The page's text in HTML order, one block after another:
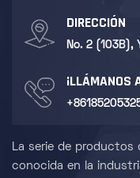
DIRECCIÓN
No. 2 (103B),
¡LLÁMANOS
La serie de productos
conocida en la